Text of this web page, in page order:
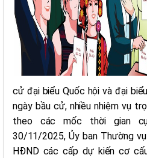
cử đại biểu Quốc hội và đại
ngày bầu cử, nhiều nhiệm vụ
theo các mốc thời gian
30/11/2025, Ủy ban Thường
HĐND các cấp dự kiến cơ